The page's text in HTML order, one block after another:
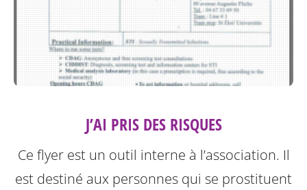
J’AI PRIS DES RISQUES
Ce flyer est un outil interne à l’association. Il
est destiné aux personnes qui se prostituent